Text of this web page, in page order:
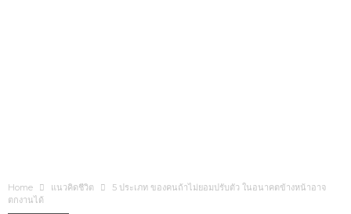
Home แนวคิดชีวิต
5 ประเภท ของคนถ้าไม่ยอมปรับตัว ในอนาคตข้างหน้าอาจ
ตกงานได้